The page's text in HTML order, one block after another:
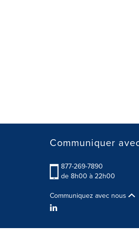
Communiquer
877-269-7890
de 8h00 à 22h00
Communiquez avec nous